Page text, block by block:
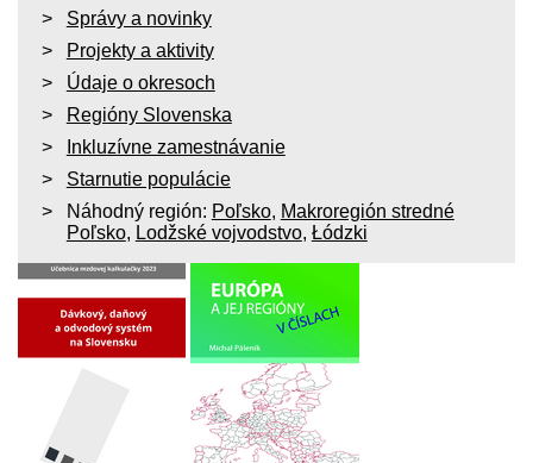
Správy a novinky
Projekty a aktivity
Údaje o okresoch
Regióny Slovenska
Inkluzívne zamestnávanie
Starnutie populácie
Náhodný región: Poľsko, Makroregión stredné
Poľsko, Lodžské vojvodstvo, Łódzki